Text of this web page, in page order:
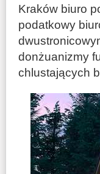
Kraków biuro
podatkowy
donżuanizmy
chlustających